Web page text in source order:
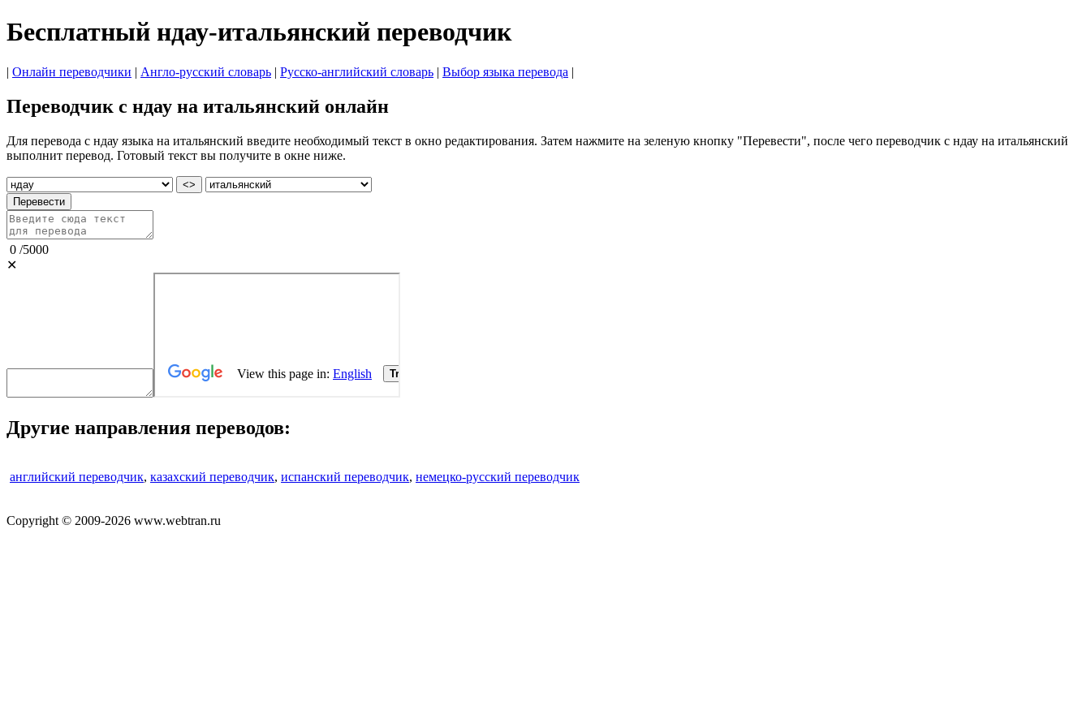
Бесплатный ндау-итальянский переводчик
| Онлайн переводчики | Англо-русский словарь | Русско-английский словарь | Выбор языка перевода |
Переводчик с ндау на итальянский онлайн
Для перевода с ндау языка на итальянский введите необходимый текст в окно редактирования. Затем нажмите на зеленую кнопку "Перевести", после чего переводчик с ндау на итальянский
выполнит перевод. Готовый текст вы получите в окне ниже.
<>
Перевести
0 /5000
✕
Другие направления переводов:
английский переводчик, казахский переводчик, испанский переводчик, немецко-русский переводчик
Copyright © 2009-2026 www.webtran.ru